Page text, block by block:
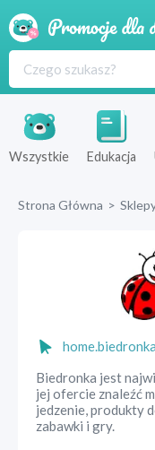
Wszystkie Edukacja
Strona Główna >
Biedronka jest
jej ofercie znaleźć
jedzenie, produkty
zabawki i gry.